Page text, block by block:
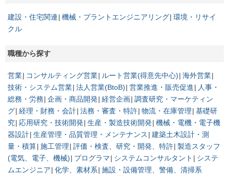
建設・住宅関連 機械・プラントエンジニアリング 環境・リサイ
クル
職種から探す
営業 コンサルティング営業 ルート営業(得意先中心) 海外営業
技術・システム営業 法人営業(BtoB) 営業推進・販売促進
人事・
総務・労務 企画・商品開発 経営企画 調査研究・マーケティン
グ 経理・財務・会計 法務・審査・特許 物流・在庫管理 基礎研
究 応用研究・技術開発 生産・製造技術開発 機械・電機・電子機
器設計 生産管理・品質管理・メンテナンス
建築土木設計・測
量・積算 施工管理 評価・検査、研究・開発、特許 製造スタッフ
(電気、電子、機械)
プログラマ システムコンサルタント
システ
ムエンジニア 化学、素材系 施設・設備管理、警備、清掃系